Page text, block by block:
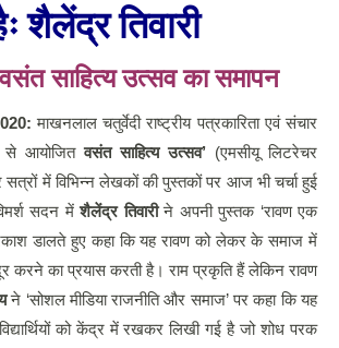
शैलेंद्र तिवारी
साहित्य उत्सव का समापन
माखनलाल चतुर्वेदी राष्ट्रीय पत्रकारिता एवं संचार
से आयोजितवसंत साहित्य उत्सव’ (एमसीयू लिटरेचर
में विभिन्न लेखकों की पुस्तकों पर आज भी चर्चा हुई
सदन मेंशैलेंद्र तिवारीने अपनी पुस्तक ‘रावण एक
डालते हुए कहा कि यह रावण को लेकर के समाज में
करने का प्रयास करती है। राम प्रकृति हैं लेकिन रावण
ने ‘सोशल मीडिया राजनीति और समाज’ पर कहा कि यह
को केंद्र में रखकर लिखी गई है जो शोध परक